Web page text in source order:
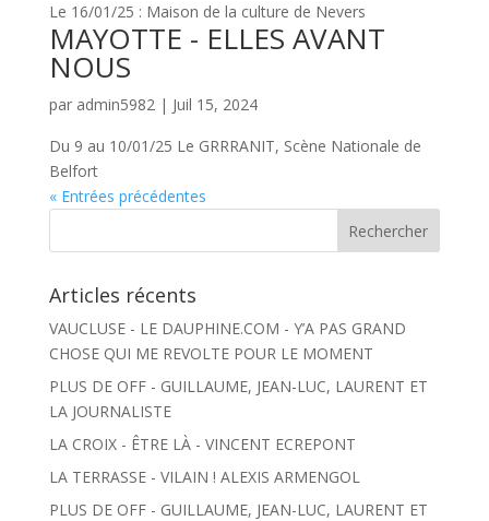
Le 16/01/25 : Maison de la culture de Nevers
MAYOTTE - ELLES AVANT
NOUS
par admin5982| Juil 15, 2024
Du 9 au 10/01/25 Le GRRRANIT, Scène Nationale de
Belfort
« Entrées précédentes
Articles récents
VAUCLUSE - LE DAUPHINE.COM - Y’A PAS GRAND
CHOSE QUI ME REVOLTE POUR LE MOMENT
PLUS DE OFF - GUILLAUME, JEAN-LUC, LAURENT ET
LA JOURNALISTE
LA CROIX - ÊTRE LÀ - VINCENT ECREPONT
LA TERRASSE - VILAIN ! ALEXIS ARMENGOL
PLUS DE OFF - GUILLAUME, JEAN-LUC, LAURENT ET